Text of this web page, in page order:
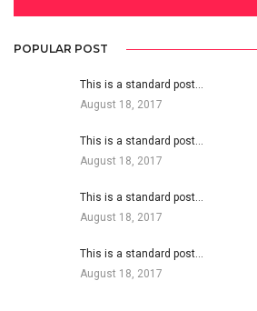
POPULAR POST
This is a standard post…
August 18, 2017
This is a standard post…
August 18, 2017
This is a standard post…
August 18, 2017
This is a standard post…
August 18, 2017